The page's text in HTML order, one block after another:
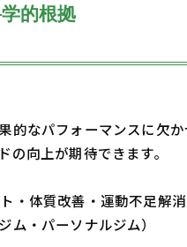
的根拠
なパフォーマンスに欠か
向上が期待できます。
・体質改善・運動不足解
ム・パーソナルジム）